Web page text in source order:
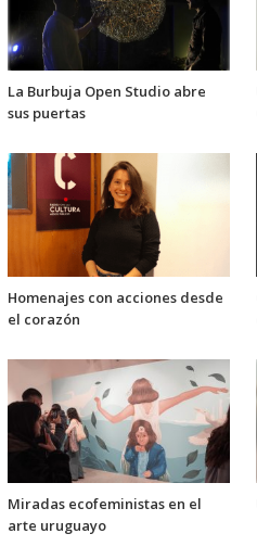
La Burbuja Open Studio abre
sus puertas
Homenajes con acciones desde
el corazón
Miradas ecofeministas en el
arte uruguayo